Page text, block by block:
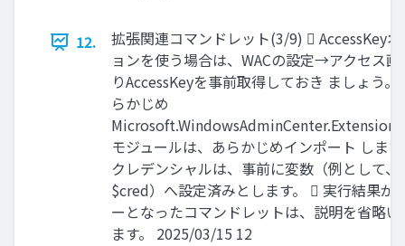
12.
拡張関連コマンドレット(3/9)  AccessKey
ョンを使う場合は、WACの設定→アクセス画
りAccessKeyを事前取得しておき ましょう。
らかじめ
モジュールは、あらかじめインポート しま
クレデンシャルは、事前に変数（例として、
$cred）へ設定済みとします。  実行結果が
ーとなったコマンドレットは、説明を省略い
ます。 2025/03/15 12